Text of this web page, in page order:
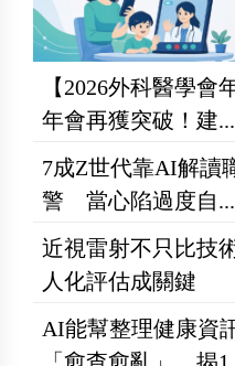
【2026外科醫學
年會再獲突破！建...
7成Z世代靠AI解讀
警 當心陷過度自...
近視雷射不只比技
人化評估成關鍵
AI能幫整理健康資
「愈查愈亂」 揭1...